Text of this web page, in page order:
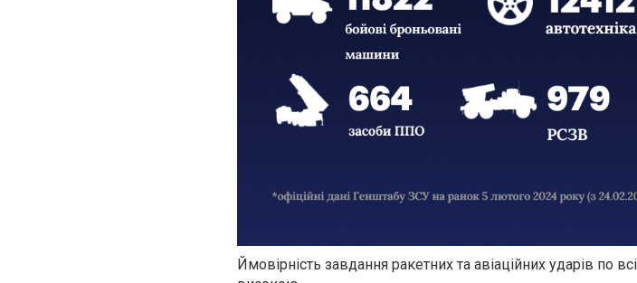
Ймовірність завдання ракетних та авіаційних ударів по